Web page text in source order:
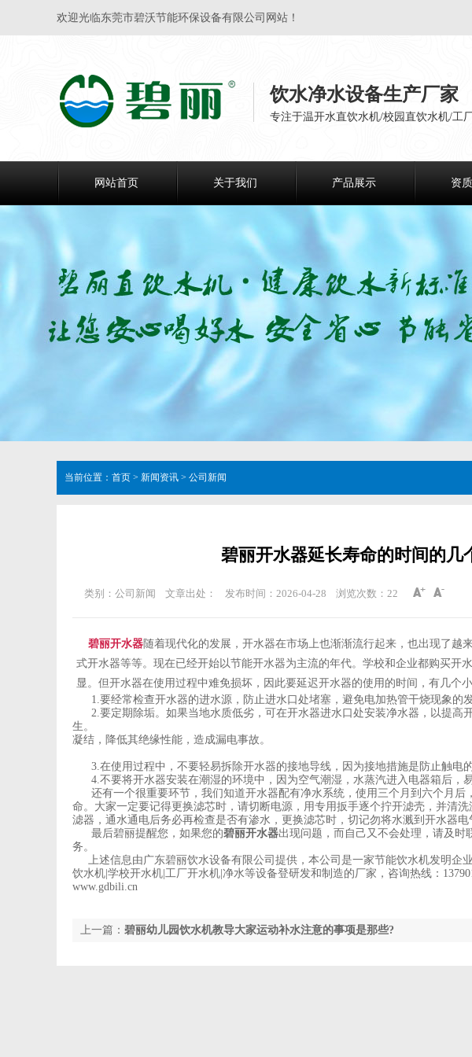
欢迎光临东莞市碧沃节能环保设备有限公司网站！
饮水净水设备生产厂家
专注于温开水直饮水机/校园直饮水机/工
网站首页 关于我们 产品展示 资
当前位置： 首页 > 新闻资讯 > 公司新闻
碧丽开水器延长寿命的时间的几
类别：公司新闻 文章出处： 发布时间：2026-04-28 浏览次数： 22
碧丽开水器随着现代化的发展，开水器在市场上也渐渐流行起来，也出现了越
式开水器等等。现在已经开始以节能开水器为主流的年代。学校和企业都购买开
显。但开水器在使用过程中难免损坏，因此要延迟开水器的使用的时间，有几个
1.要经常检查开水器的进水源，防止进水口处堵塞，避免电加热管干烧现象的发
2.要定期除垢。如果当地水质低劣，可在开水器进水口处安装净水器，以提高
生。
凝结，降低其绝缘性能，造成漏电事故。
3.在使用过程中，不要轻易拆除开水器的接地导线，因为接地措施是防止触电的
4.不要将开水器安装在潮湿的环境中，因为空气潮湿，水蒸汽进入电器箱后，
还有一个很重要环节，我们知道开水器配有净水系统，使用三个月到六个月后
命。大家一定要记得更换滤芯时，请切断电源，用专用扳手逐个拧开滤壳，并清
滤器，通水通电后务必再检查是否有渗水，更换滤芯时，切记勿将水溅到开水器电
最后碧丽提醒您，如果您的碧丽开水器出现问题，而自己又不会处理，请及
务。
上述信息由广东碧丽饮水设备有限公司提供，本公司是一家节能饮水机发明企
饮水机|学校开水机|工厂开水机|净水等设备登研发和制造的厂家，咨询热线：
www.gdbili.cn
上一篇： 碧丽幼儿园饮水机教导大家运动补水注意的事项是那些?